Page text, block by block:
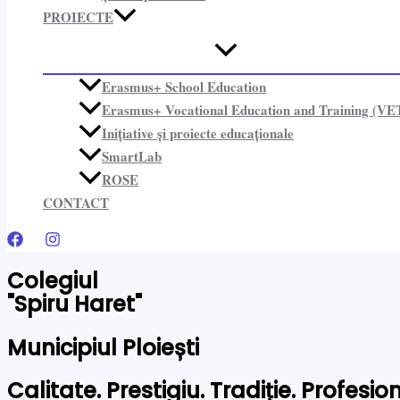
PROIECTE​
Erasmus+ School Education
Erasmus+ Vocational Education and Training
Inițiative și proiecte educaționale​
SmartLab
ROSE
CONTACT
Colegiul
"Spiru Haret"
Municipiul Ploiești
Calitate. Prestigiu. Tradiție.